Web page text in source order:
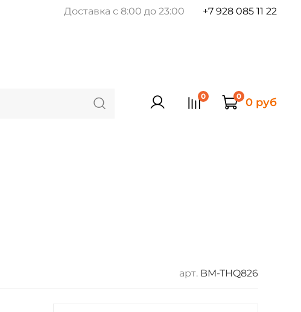
Доставка с 8:00 до 23:00 +7 928 085 11 22
0 0 0 руб
арт. BM-THQ826